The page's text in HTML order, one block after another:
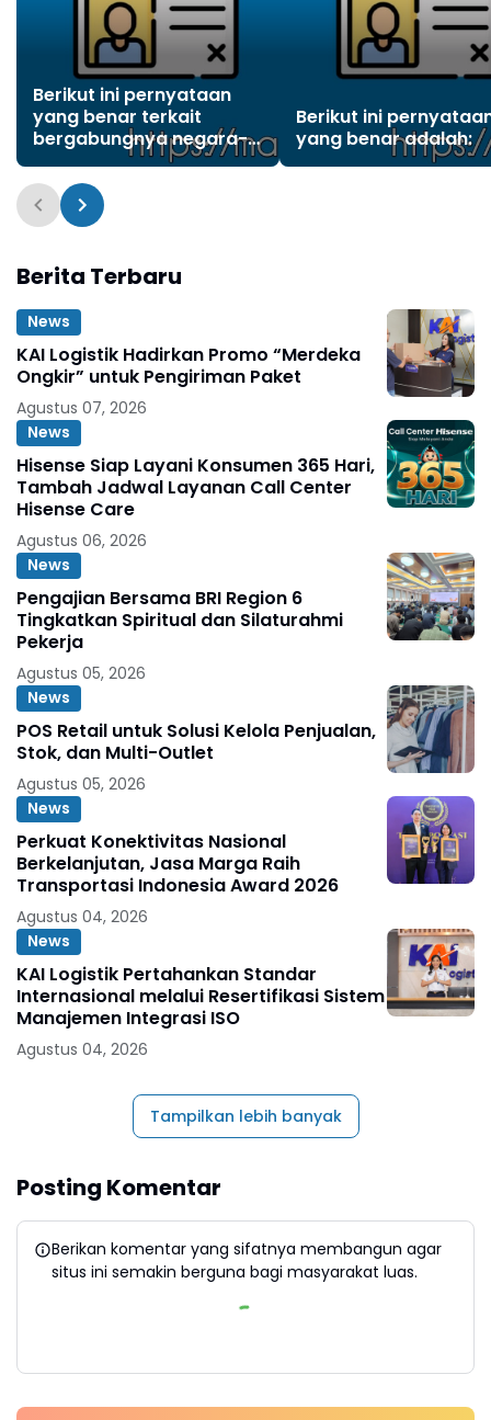
Berikut ini pernyataan
yang benar terkait
bergabungnya negara-
negara ke dalam ASEAN
di luar 5 negara pendiri
adalah?
Berikut ini
yang benar adalah:
Berita Terbaru
News
KAI Logistik Hadirkan Promo “Merdeka
Ongkir” untuk Pengiriman Paket
Agustus 07, 2026
News
Hisense Siap Layani Konsumen 365 Hari,
Tambah Jadwal Layanan Call Center
Hisense Care
Agustus 06, 2026
News
Pengajian Bersama BRI Region 6
Tingkatkan Spiritual dan Silaturahmi
Pekerja
Agustus 05, 2026
News
POS Retail untuk Solusi Kelola Penjualan,
Stok, dan Multi-Outlet
Agustus 05, 2026
News
Perkuat Konektivitas Nasional
Berkelanjutan, Jasa Marga Raih
Transportasi Indonesia Award 2026
Agustus 04, 2026
News
KAI Logistik Pertahankan Standar
Internasional melalui Resertifikasi Sistem
Manajemen Integrasi ISO
Agustus 04, 2026
Tampilkan lebih banyak
Posting Komentar
Berikan komentar yang sifatnya membangun agar
situs ini semakin berguna bagi masyarakat luas.